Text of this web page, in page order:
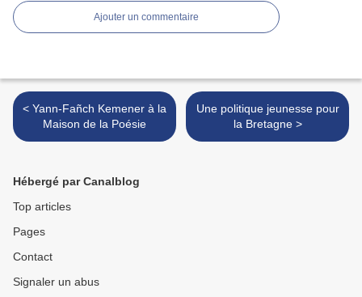
Ajouter un commentaire
< Yann-Fañch Kemener à la
Maison de la Poésie
Une politique jeunesse pour
la Bretagne >
Hébergé par Canalblog
Top articles
Pages
Contact
Signaler un abus